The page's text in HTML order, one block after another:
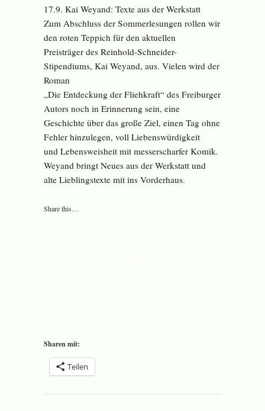
17.9. Kai Weyand: Texte aus der Werkstatt
Zum Abschluss der Sommerlesungen rollen wir
den roten Teppich für den aktuellen
Preisträger des Reinhold-Schneider-
Stipendiums, Kai Weyand, aus. Vielen wird der
Roman
„Die Entdeckung der Fliehkraft“ des Freiburger
Autors noch in Erinnerung sein, eine
Geschichte über das große Ziel, einen Tag ohne
Fehler hinzulegen, voll Liebenswürdigkeit
und Lebensweisheit mit messerscharfer Komik.
Weyand bringt Neues aus der Werkstatt und
alte Lieblingstexte mit ins Vorderhaus.
Share this…
Sharen mit:
Teilen